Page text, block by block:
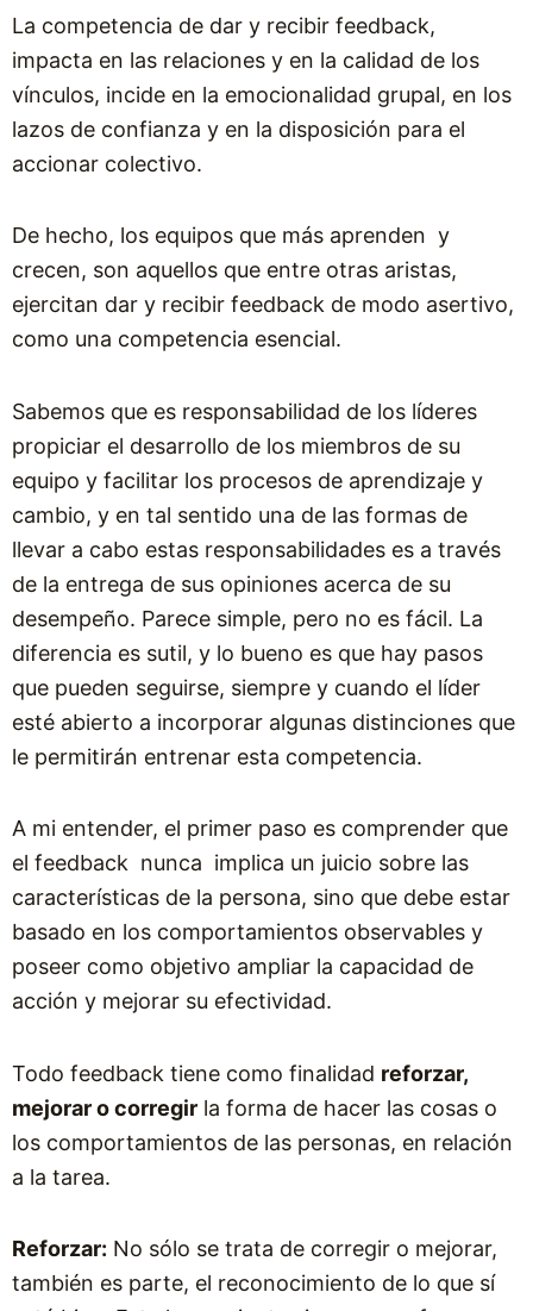
La competencia de dar y recibir feedback,
impacta en las relaciones y en la calidad de los
vínculos, incide en la emocionalidad grupal, en los
lazos de confianza y en la disposición para el
accionar colectivo.
De hecho, los equipos que más aprenden y
crecen, son aquellos que entre otras aristas,
ejercitan dar y recibir feedback de modo asertivo,
como una competencia esencial.
Sabemos que es responsabilidad de los líderes
propiciar el desarrollo de los miembros de su
equipo y facilitar los procesos de aprendizaje y
cambio, y en tal sentido una de las formas de
llevar a cabo estas responsabilidades es a través
de la entrega de sus opiniones acerca de su
desempeño. Parece simple, pero no es fácil. La
diferencia es sutil, y lo bueno es que hay pasos
que pueden seguirse, siempre y cuando el líder
esté abierto a incorporar algunas distinciones que
le permitirán entrenar esta competencia.
A mi entender, el primer paso es comprender que
el feedback nunca implica un juicio sobre las
características de la persona, sino que debe estar
basado en los comportamientos observables y
poseer como objetivo ampliar la capacidad de
acción y mejorar su efectividad.
Todo feedback tiene como finalidad reforzar,
mejorar o corregir la forma de hacer las cosas o
los comportamientos de las personas, en relación
a la tarea.
Reforzar: No sólo se trata de corregir o mejorar,
también es parte, el reconocimiento de lo que sí